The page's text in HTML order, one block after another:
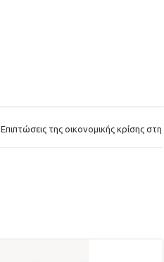
Επιπτώσεις της οικονομικής κρίσης στη